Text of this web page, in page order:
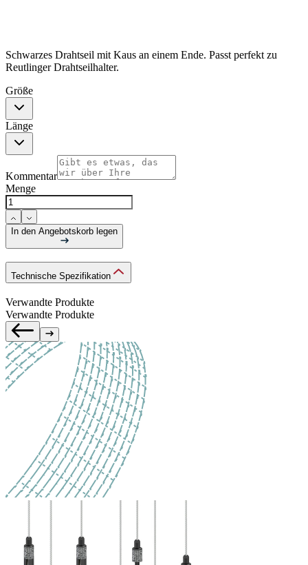
Schwarzes Drahtseil mit Kaus an einem Ende. Passt perfekt zu
Reutlinger Drahtseilhalter.
Größe
Länge
Kommentar
Menge
In den Angebotskorb legen
Technische Spezifikation
Verwandte Produkte
Verwandte Produkte